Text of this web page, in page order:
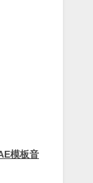
模板音